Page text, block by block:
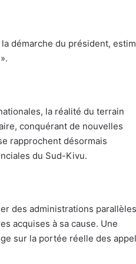
démarche du président,
».
la réalité du terrain
conquérant de nouvelles
rapprochent désormais
du Sud-Kivu.
des administrations
acquises à sa cause. Une
sur la portée réelle des